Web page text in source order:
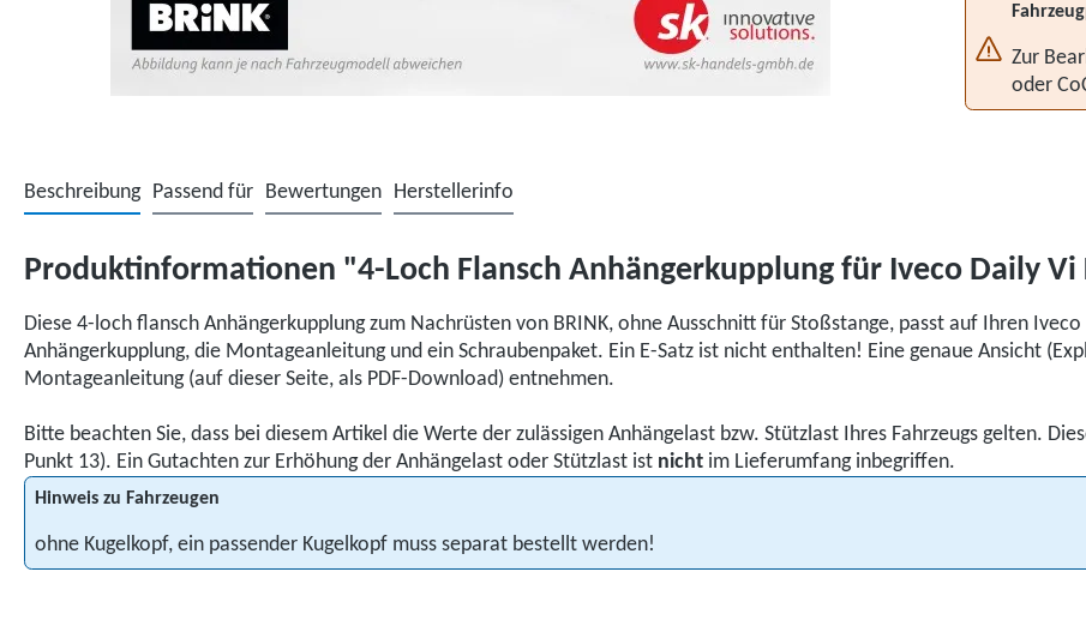
Zur
oder
Beschreibung Passend für Bewertungen Herstellerinfo
Produktinformationen "4-Loch Flansch Anhängerkupplung für Iveco Daily Vi
Diese 4-loch flansch Anhängerkupplung zum Nachrüsten von BRINK, ohne Ausschnitt für Stoßstange, passt auf Ihren
Anhängerkupplung, die Montageanleitung und ein Schraubenpaket. Ein E-Satz ist nicht enthalten! Eine genaue Ansicht
Montageanleitung (auf dieser Seite, als PDF-Download) entnehmen.
Bitte beachten Sie, dass bei diesem Artikel die Werte der zulässigen Anhängelast bzw. Stützlast Ihres Fahrzeugs gelten.
Punkt 13). Ein Gutachten zur Erhöhung der Anhängelast oder Stützlast ist nicht im Lieferumfang inbegriffen.
Hinweis zu Fahrzeugen
ohne Kugelkopf, ein passender Kugelkopf muss separat bestellt werden!